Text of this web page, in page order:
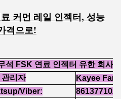
커먼 레일 인젝터, 성능
격으로!
석 FSK 연료 인젝터 유한 회사
관리자
Kayee Fan
Viber: